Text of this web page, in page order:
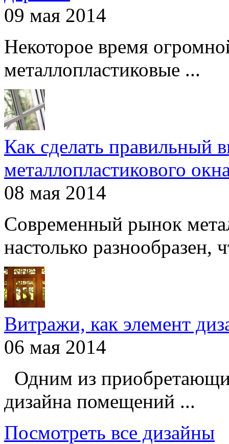
09 мая 2014
Некоторое время
металлопластиковые ...
Как сделать правильный
металлопластикового
08 мая 2014
Современный рынок
настолько разнообразен,
Витражи, как элемент
06 мая 2014
Одним из
дизайна помещений ...
Посмотреть все дизайны